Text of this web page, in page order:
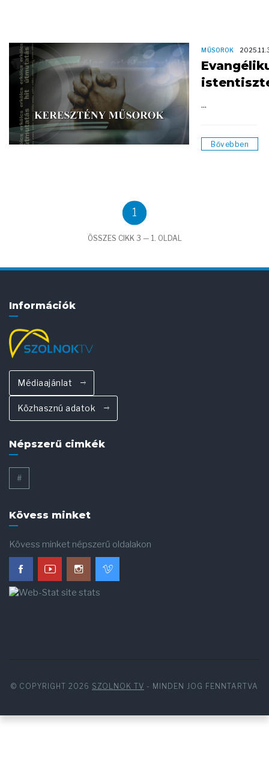
MŰSOROK
...
Bővebben
1
ÖSSZES CIKK 3 — 1. OLDAL
Információk
Médiaajánlat
Közhasznú adatok
Népszerű cimkék
#
Kövess minket
Kövess minket népszerű oldalakon
© COPYRIGHT 2026 SZOLNOK TV - MINDEN JOG FENNTARTVA